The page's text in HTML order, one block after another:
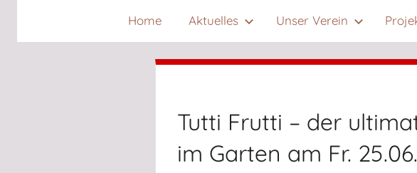
e:V.
e.V.
wurde
im
von
ins
Home Aktuelles Unser Verein
Tutti Frutti – der
im Garten am Fr.